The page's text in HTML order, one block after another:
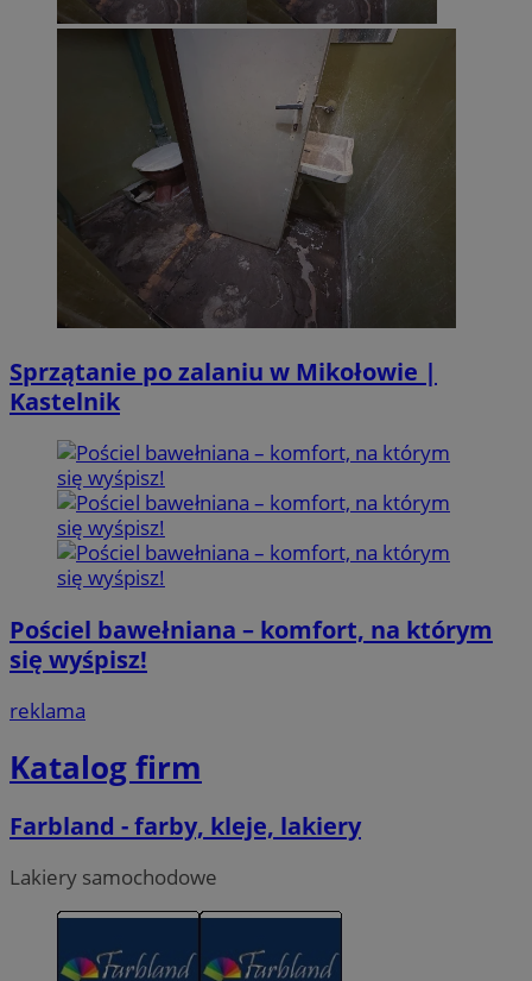
Sprzątanie po zalaniu w Mikołowie |
Kastelnik
Pościel bawełniana – komfort, na którym
się wyśpisz!
reklama
Katalog firm
Farbland - farby, kleje, lakiery
Lakiery samochodowe